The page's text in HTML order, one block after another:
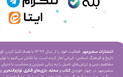
انتشارات سفیرمهر
فعالیت خود را از سال ۱۳۹۹
تاریخ و فرهنگ اسلامی- ایرانی آغاز کرده است. ما تلاش می‌کنیم با
مفاهیم دینی و ارزش‌های اصیل را به زبانی شیرین و متناسب با
سفیرمهر در چهار حوزه‌یکتابومجله،بازی‌های فکری،لوازم‌التحریر و